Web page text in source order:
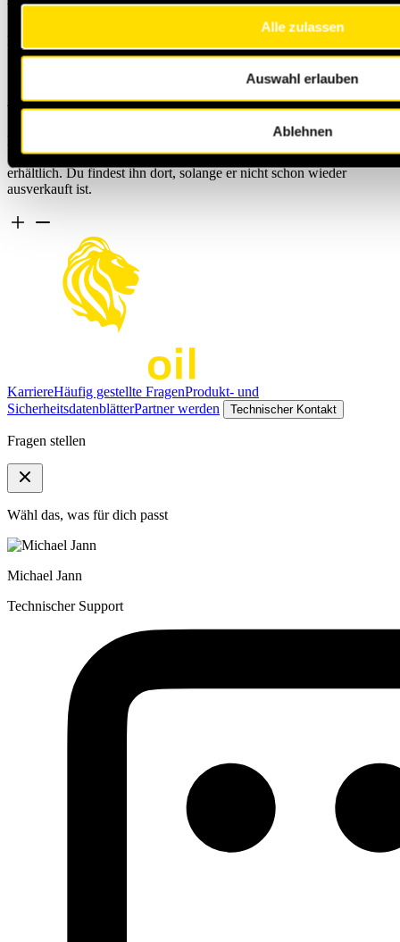
Alle zulassen
Auswahl erlauben
Ablehnen
Werbemittel an. Diese exklusiven Produkte kannst du über unseren
Shop beziehen. Bitte beachte, dass diese Angebote nur für unsere
Partner und WM-Kunden bestellbar sind.
Wo bekomme ich den masteroil Hoodie?
Das erste Teil unserer Streetwear-Kollektionen trifft voll ins
Schwarze und kommt gut an. Unser masteroil Hoodie ist im Shop
erhältlich. Du findest ihn dort, solange er nicht schon wieder
ausverkauft ist.
KarriereHäufig gestellte FragenProdukt- und
SicherheitsdatenblätterPartner werden Technischer Kontakt
Fragen stellen
Wähl das, was für dich passt
Michael Jann
Technischer Support